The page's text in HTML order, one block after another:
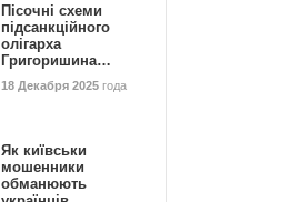
Пісочні схеми
підсанкційного
олігарха
Григоришина…
18 Декабря 2025 года
Як київськи
мошенники
обманюють